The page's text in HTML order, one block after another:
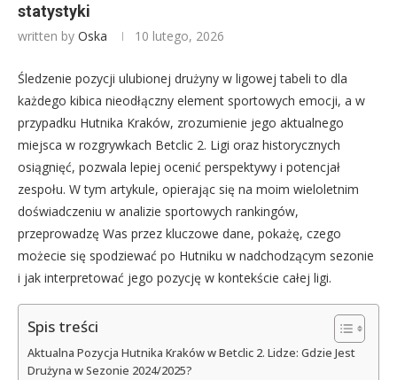
statystyki
written by Oska 10 lutego, 2026
Śledzenie pozycji ulubionej drużyny w ligowej tabeli to dla
każdego kibica nieodłączny element sportowych emocji, a w
przypadku Hutnika Kraków, zrozumienie jego aktualnego
miejsca w rozgrywkach Betclic 2. Ligi oraz historycznych
osiągnięć, pozwala lepiej ocenić perspektywy i potencjał
zespołu. W tym artykule, opierając się na moim wieloletnim
doświadczeniu w analizie sportowych rankingów,
przeprowadzę Was przez kluczowe dane, pokażę, czego
możecie się spodziewać po Hutniku w nadchodzącym sezonie
i jak interpretować jego pozycję w kontekście całej ligi.
Spis treści
Aktualna Pozycja Hutnika Kraków w Betclic 2. Lidze: Gdzie Jest
Drużyna w Sezonie 2024/2025?